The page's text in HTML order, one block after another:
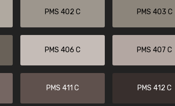
PMS 402 C PMS 403 C
PMS 406 C PMS 407 C
PMS 411 C PMS 412 C